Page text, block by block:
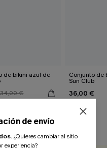
de bikini azul de
34,00 €
Conjunto de
Sun Club
36,00 €
de envío
. ¿Quieres cambiar al sitio
experiencia?